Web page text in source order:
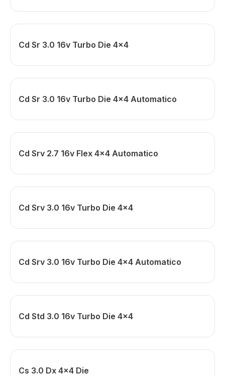
Cd Sr 3.0 16v Turbo Die 4x4
Cd Sr 3.0 16v Turbo Die 4x4 Automatico
Cd Srv 2.7 16v Flex 4x4 Automatico
Cd Srv 3.0 16v Turbo Die 4x4
Cd Srv 3.0 16v Turbo Die 4x4 Automatico
Cd Std 3.0 16v Turbo Die 4x4
Cs 3.0 Dx 4x4 Die